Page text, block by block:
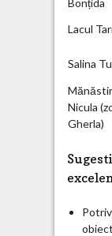
Bonțida
Lacul
Salina
Nicula
Gherla)